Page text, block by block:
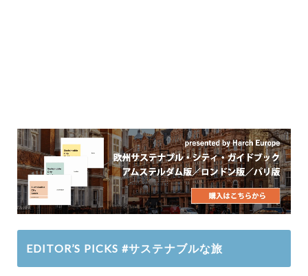
EDITOR’S PICKS #サステナブルな旅